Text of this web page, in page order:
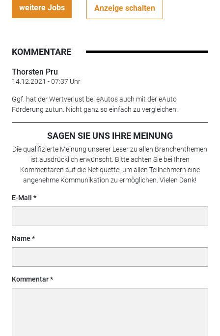
weitere Jobs Anzeige schalten
KOMMENTARE
Thorsten Pru
14.12.2021 - 07:37 Uhr
Ggf. hat der Wertverlust bei eAutos auch mit der eAuto
Förderung zutun. Nicht ganz so einfach zu vergleichen.
SAGEN SIE UNS IHRE MEINUNG
Die qualifizierte Meinung unserer Leser zu allen Branchenthemen
ist ausdrücklich erwünscht. Bitte achten Sie bei Ihren
Kommentaren auf die Netiquette, um allen Teilnehmern eine
angenehme Kommunikation zu ermöglichen. Vielen Dank!
E-Mail
Name
Kommentar